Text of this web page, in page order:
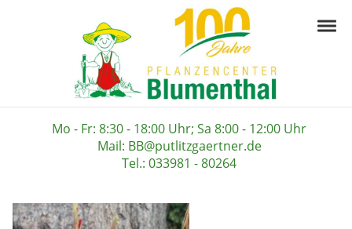
Pflanzencenter
Ihre Gärtnerei in der Prignitz
Mo - Fr: 8:30 - 18:00 Uhr; Sa 8:00 - 12:00 Uhr
Mail: BB@putlitzgaertner.de
Tel.: 033981 - 80264